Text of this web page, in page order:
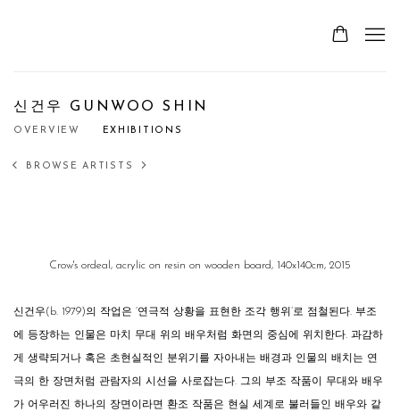
신건우 GUNWOO SHIN
OVERVIEW EXHIBITIONS
BROWSE ARTISTS
Crow's ordeal, acrylic on resin on wooden board, 140x140cm, 2015
신건우(b. 1979)의 작업은 ‘연극적 상황을 표현한 조각 행위’로 점철된다. 부조
에 등장하는 인물은 마치 무대 위의 배우처럼 화면의 중심에 위치한다. 과감하
게 생략되거나 혹은 초현실적인 분위기를 자아내는 배경과 인물의 배치는 연
극의 한 장면처럼 관람자의 시선을 사로잡는다. 그의 부조 작품이 무대와 배우
가 어우러진 하나의 장면이라면 환조 작품은 현실 세계로 불러들인 배우와 같